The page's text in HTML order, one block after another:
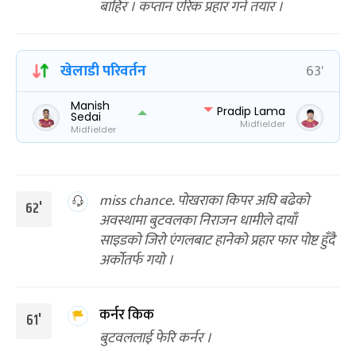
बाहिर । कप्तान एरिक प्रहार गर्न तयार ।
खेलाडी परिवर्तन 63'
Manish
Sedai
Midfielder
Pradip Lama
Midfielder
६२'
miss chance. पोखराका किपर अघि बढेको
अवस्थामा बुटवलका निराजन धामीले दायाँ
साइडको जिरो एंगलबाट हानेको प्रहार फार पोष्ट हुँदै
अर्कोतर्फ गयो ।
61'
कर्नर किक
बुटवललाई फेरि कर्नर ।